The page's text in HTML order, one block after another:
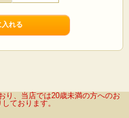
り、当店では20歳未満の方へのお
ております。